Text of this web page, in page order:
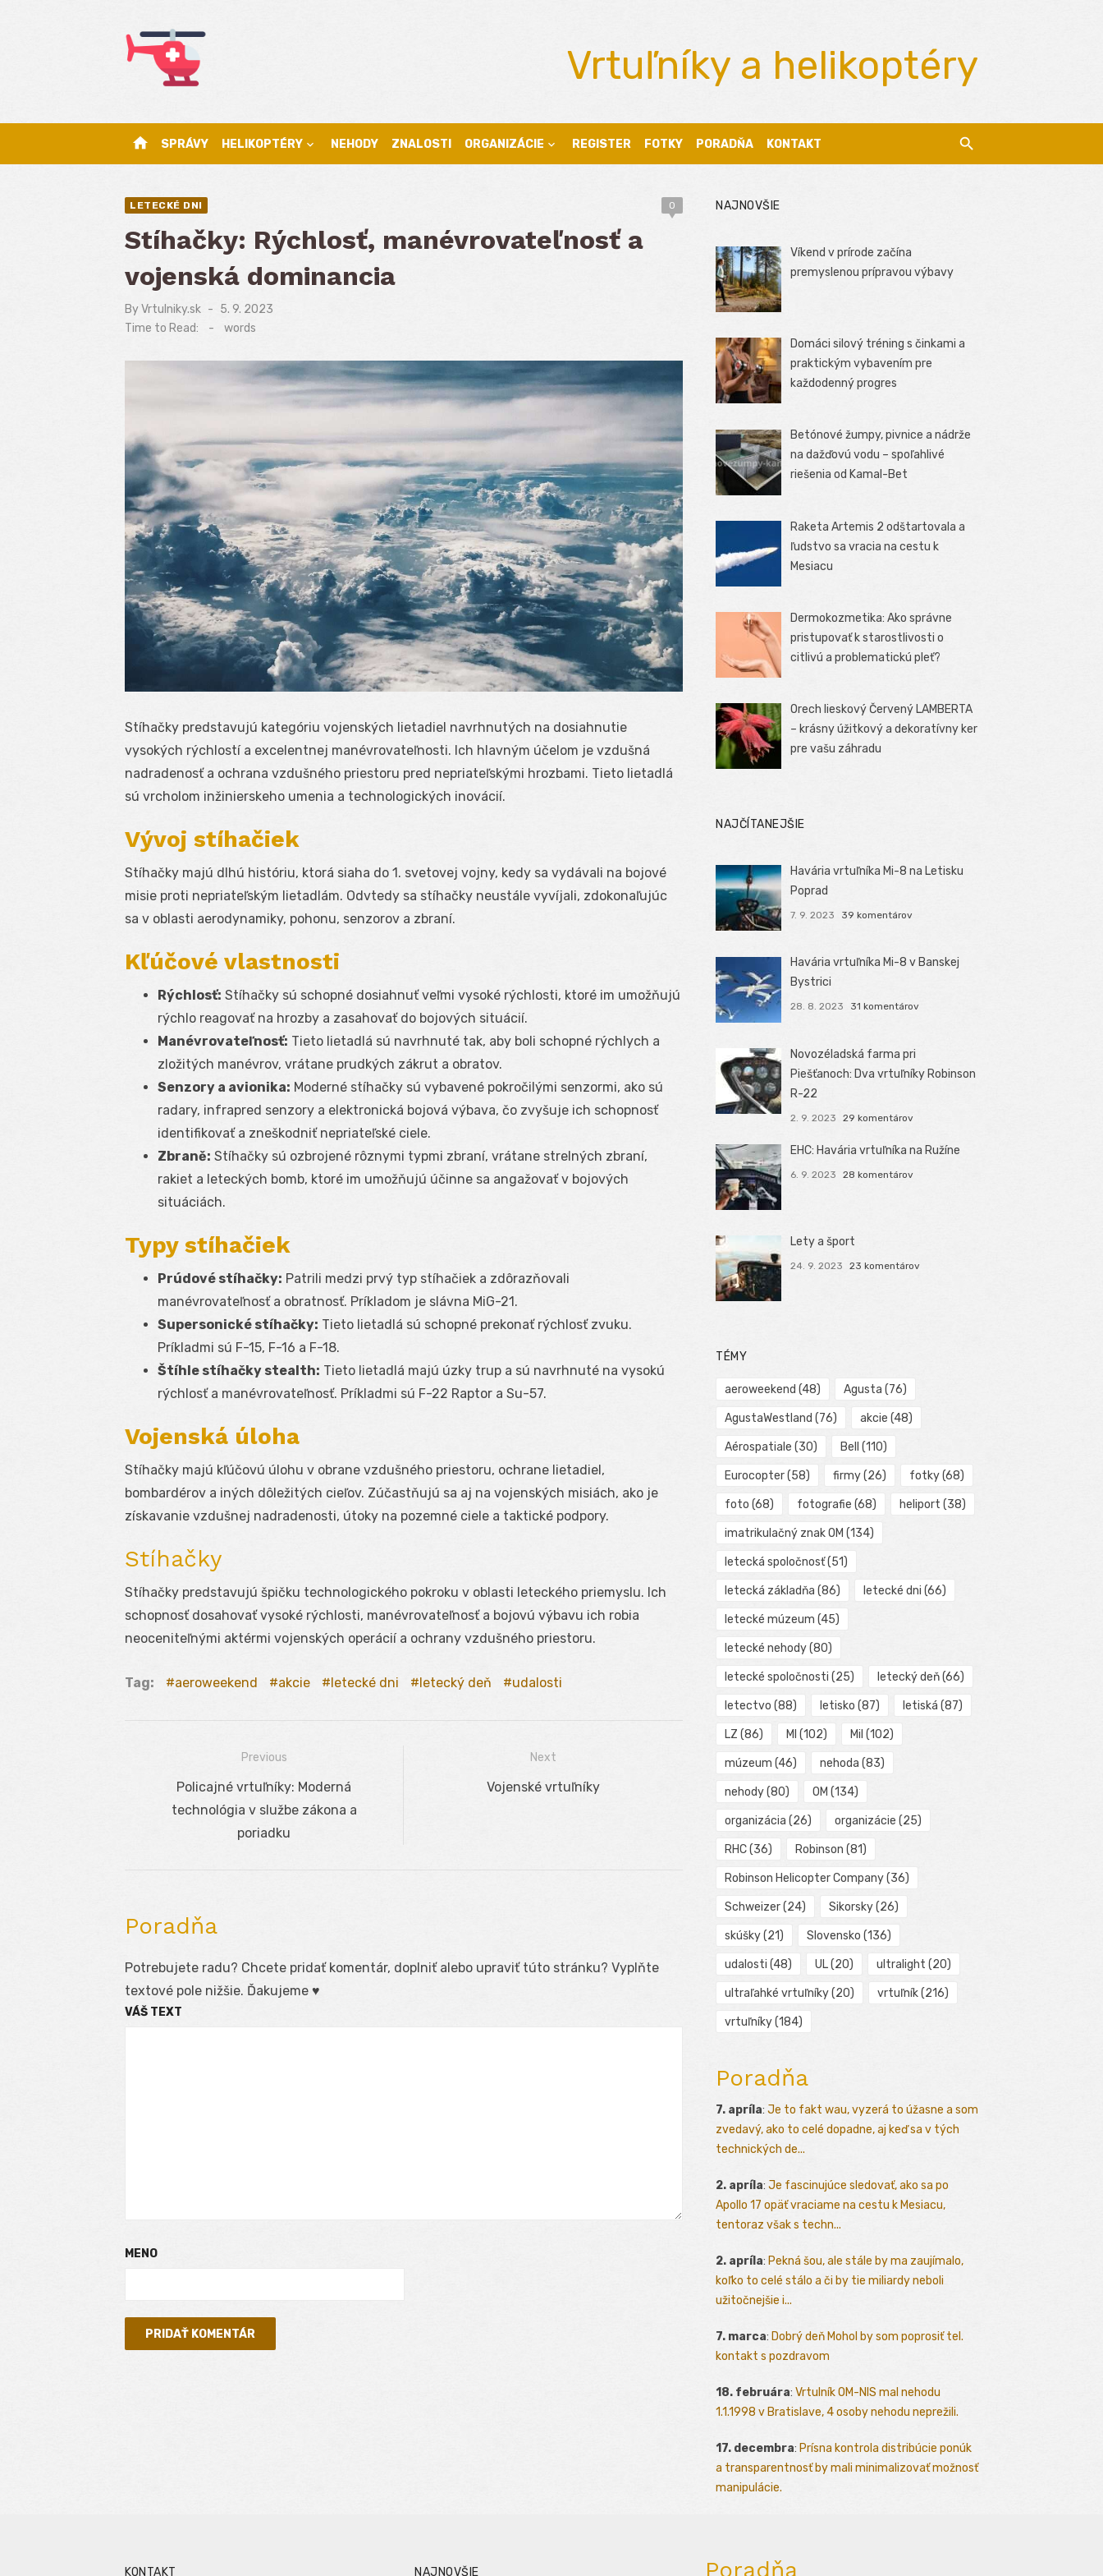
Vrtuľníky a helikoptéry
home SPRÁVY HELIKOPTÉRY NEHODY ZNALOSTI ORGANIZÁCIE REGISTER FOTKY PORADŇA KONTAKT
LETECKÉ DNI 0
Stíhačky: Rýchlosť, manévrovateľnosť a
vojenská dominancia
ByVrtulniky.sk
Posted
on
5. 9. 2023
Time to Read:
- words
Stíhačky predstavujú kategóriu vojenských lietadiel navrhnutých na dosiahnutie
vysokých rýchlostí a excelentnej manévrovateľnosti. Ich hlavným účelom je vzdušná
nadradenosť a ochrana vzdušného priestoru pred nepriateľskými hrozbami. Tieto lietadlá
sú vrcholom inžinierskeho umenia a technologických inovácií.
Vývoj stíhačiek
Stíhačky majú dlhú históriu, ktorá siaha do 1. svetovej vojny, kedy sa vydávali na bojové
misie proti nepriateľským lietadlám. Odvtedy sa stíhačky neustále vyvíjali, zdokonaľujúc
sa v oblasti aerodynamiky, pohonu, senzorov a zbraní.
Kľúčové vlastnosti
Rýchlosť: Stíhačky sú schopné dosiahnuť veľmi vysoké rýchlosti, ktoré im umožňujú
rýchlo reagovať na hrozby a zasahovať do bojových situácií.
Manévrovateľnosť: Tieto lietadlá sú navrhnuté tak, aby boli schopné rýchlych a
zložitých manévrov, vrátane prudkých zákrut a obratov.
Senzory a avionika: Moderné stíhačky sú vybavené pokročilými senzormi, ako sú
radary, infrapred senzory a elektronická bojová výbava, čo zvyšuje ich schopnosť
identifikovať a zneškodniť nepriateľské ciele.
Zbraně: Stíhačky sú ozbrojené rôznymi typmi zbraní, vrátane strelných zbraní,
rakiet a leteckých bomb, ktoré im umožňujú účinne sa angažovať v bojových
situáciách.
Typy stíhačiek
Prúdové stíhačky: Patrili medzi prvý typ stíhačiek a zdôrazňovali
manévrovateľnosť a obratnosť. Príkladom je slávna MiG-21.
Supersonické stíhačky: Tieto lietadlá sú schopné prekonať rýchlosť zvuku.
Príkladmi sú F-15, F-16 a F-18.
Štíhle stíhačky stealth: Tieto lietadlá majú úzky trup a sú navrhnuté na vysokú
rýchlosť a manévrovateľnosť. Príkladmi sú F-22 Raptor a Su-57.
Vojenská úloha
Stíhačky majú kľúčovú úlohu v obrane vzdušného priestoru, ochrane lietadiel,
bombardérov a iných dôležitých cieľov. Zúčastňujú sa aj na vojenských misiách, ako je
získavanie vzdušnej nadradenosti, útoky na pozemné ciele a taktické podpory.
Stíhačky
Stíhačky predstavujú špičku technologického pokroku v oblasti leteckého priemyslu. Ich
schopnosť dosahovať vysoké rýchlosti, manévrovateľnosť a bojovú výbavu ich robia
neoceniteľnými aktérmi vojenských operácií a ochrany vzdušného priestoru.
Tag: aeroweekend akcie letecké dni letecký deň udalosti
Navigácia
Previous
Previous
post:
Policajné vrtuľníky: Moderná
technológia v službe zákona a
poriadku
Next
Next
Vojenské vrtuľníky
Poradňa
Potrebujete radu? Chcete pridať komentár, doplniť alebo upraviť túto stránku? Vyplňte
textové pole nižšie. Ďakujeme ♥
VÁŠ TEXT
MENO
NAJNOVŠIE
Víkend v prírode začína
premyslenou prípravou výbavy
Domáci silový tréning s činkami a
praktickým vybavením pre
každodenný progres
Betónové žumpy, pivnice a nádrže
na dažďovú vodu – spoľahlivé
riešenia od Kamal-Bet
Raketa Artemis 2 odštartovala a
ľudstvo sa vracia na cestu k
Mesiacu
Dermokozmetika: Ako správne
pristupovať k starostlivosti o
citlivú a problematickú pleť?
Orech lieskový Červený LAMBERTA
– krásny úžitkový a dekoratívny ker
pre vašu záhradu
NAJČÍTANEJŠIE
Havária vrtuľníka Mi-8 na Letisku
Poprad
7. 9. 2023 39 komentárov
Havária vrtuľníka Mi-8 v Banskej
Bystrici
28. 8. 2023 31 komentárov
Novozéladská farma pri
Piešťanoch: Dva vrtuľníky Robinson
R-22
2. 9. 2023 29 komentárov
EHC: Havária vrtuľníka na Ružíne
6. 9. 2023 28 komentárov
Lety a šport
24. 9. 2023 23 komentárov
TÉMY
aeroweekend (48) Agusta (76)
AgustaWestland (76) akcie (48)
Aérospatiale (30) Bell (110)
Eurocopter(58) firmy(26) fotky(68)
foto (68) fotografie (68) heliport (38)
imatrikulačný znak OM (134)
letecká spoločnosť(51)
letecká základňa (86) letecké dni (66)
letecké múzeum (45)
letecké nehody(80)
letecké spoločnosti (25) letecký deň(66)
letectvo (88) letisko (87) letiská (87)
LZ (86) MI (102) Mil (102)
múzeum (46) nehoda (83)
nehody(80) OM (134)
organizácia (26) organizácie (25)
RHC(36) Robinson (81)
Robinson Helicopter Company(36)
Schweizer(24) Sikorsky(26)
skúšky(21) Slovensko (136)
udalosti (48) UL(20) ultralight (20)
ultraľahké vrtuľníky(20) vrtuľník(216)
vrtuľníky(184)
Poradňa
7. apríla: Je to fakt wau, vyzerá to úžasne a som
zvedavý, ako to celé dopadne, aj keď sa v tých
technických de...
2. apríla: Je fascinujúce sledovať, ako sa po
Apollo 17 opäť vraciame na cestu k Mesiacu,
tentoraz však s techn...
2. apríla: Pekná šou, ale stále by ma zaujímalo,
koľko to celé stálo a či by tie miliardy neboli
užitočnejšie i...
7. marca: Dobrý deň Mohol by som poprosiť tel.
kontakt s pozdravom
18. februára: Vrtulník OM-NIS mal nehodu
1.1.1998 v Bratislave, 4 osoby nehodu neprežili.
17. decembra: Prísna kontrola distribúcie ponúk
a transparentnosť by mali minimalizovať možnosť
manipulácie.
KONTAKT NAJNOVŠIE Poradňa